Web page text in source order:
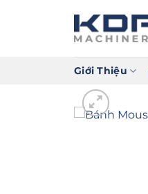
Giới Thiệu